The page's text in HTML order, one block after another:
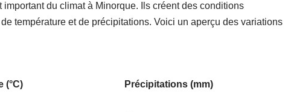
du climat à Minorque. Ils créent des conditions
température et de précipitations. Voici un aperçu des variations
(°C) Précipitations (mm)